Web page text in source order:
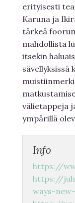
erityisesti
Karuna ja
tärkeä
mahdollista
itsekin
sävellyksissä
välietappeja
ympärillä
Info
https://
https://
ways-